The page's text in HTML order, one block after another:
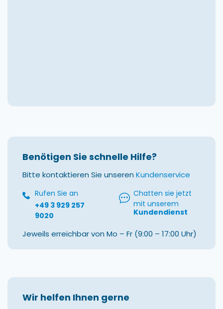
Benötigen Sie schnelle Hilfe?
Bitte kontaktieren Sie unseren Kundenservice
Rufen Sie an
+49 3 929 257
9020
Chatten sie jetzt
mit unserem
Kundendienst
Jeweils erreichbar von Mo – Fr (9:00 – 17:00 Uhr)
Wir helfen Ihnen gerne